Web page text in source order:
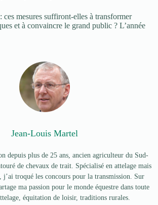
ces mesures suffiront-elles à transformer
et à convaincre le grand public ? L’année
Jean-Louis Martel
depuis plus de 25 ans, ancien agriculteur du Sud-
de chevaux de trait. Spécialisé en attelage mais
troqué les concours pour la transmission. Sur
ma passion pour le monde équestre dans toute
équitation de loisir, traditions rurales.